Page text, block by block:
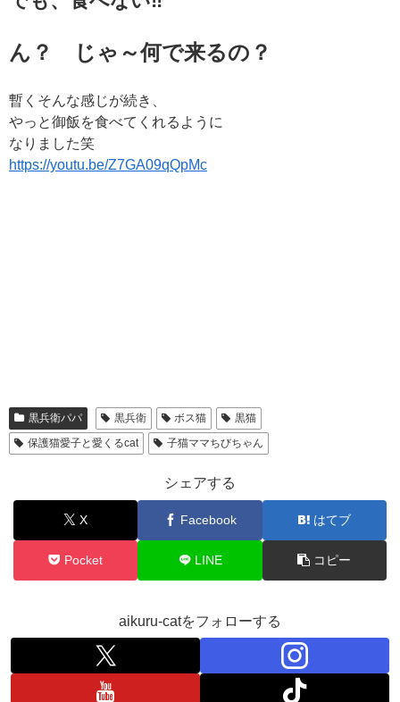
ん？ じゃ～何で来るの？
暫くそんな感じが続き、
やっと御飯を食べてくれるように
なりました笑
https://youtu.be/Z7GA09qQpMc
黒兵衛パパ 黒兵衛 ボス猫
黒猫
保護猫愛子と愛くるcat
子猫ママちびちゃん
シェアする
X Facebook はてブ
Pocket LINE コピー
aikuru-catをフォローする